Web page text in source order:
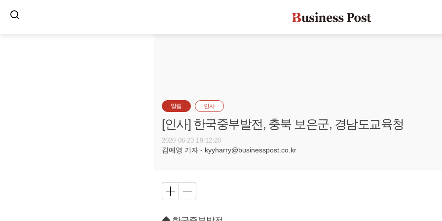
알림 인사
[인사] 한국중부발전, 충북 보은군, 경남도교육청
2020-06-23 19:12:20
김예영 기자 - kyyharry@businesspost.co.kr